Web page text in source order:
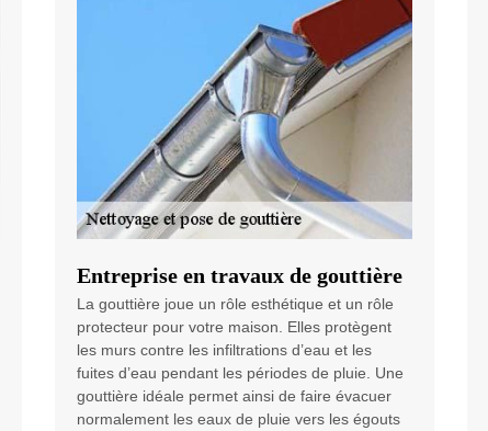
Entreprise en travaux de gouttière
La gouttière joue un rôle esthétique et un rôle
protecteur pour votre maison. Elles protègent
les murs contre les infiltrations d’eau et les
fuites d’eau pendant les périodes de pluie. Une
gouttière idéale permet ainsi de faire évacuer
normalement les eaux de pluie vers les égouts